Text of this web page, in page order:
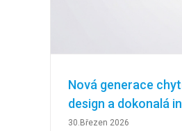
Nová generace
design a dokonalá
30.Březen 2026